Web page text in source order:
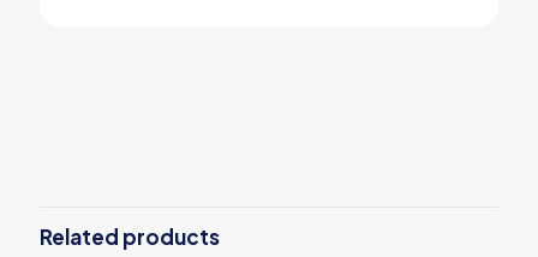
Punta de diamante”
Related products